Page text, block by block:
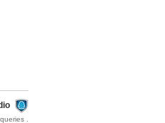
.